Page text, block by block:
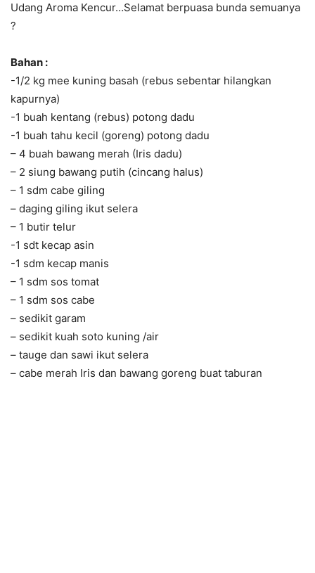
Udang Aroma Kencur…Selamat berpuasa bunda semuanya
?
Bahan :
-1/2 kg mee kuning basah (rebus sebentar hilangkan
kapurnya)
-1 buah kentang (rebus) potong dadu
-1 buah tahu kecil (goreng) potong dadu
– 4 buah bawang merah (Iris dadu)
– 2 siung bawang putih (cincang halus)
– 1 sdm cabe giling
– daging giling ikut selera
– 1 butir telur
-1 sdt kecap asin
-1 sdm kecap manis
– 1 sdm sos tomat
– 1 sdm sos cabe
– sedikit garam
– sedikit kuah soto kuning /air
– tauge dan sawi ikut selera
– cabe merah Iris dan bawang goreng buat taburan